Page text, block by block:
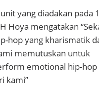
yang diadakan pada
Hoya mengatakan
hop yang kharismatik
memutuskan untuk
emotional hip-
kami”